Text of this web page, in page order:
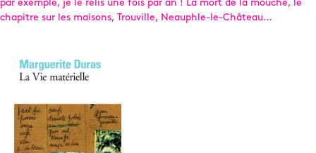
par exemple, je le relis une fois par an ! La mort de la mouche, le
chapitre sur les maisons, Trouville, Neauphle-le-Château…